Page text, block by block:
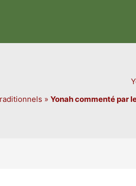
» Yonah commenté par